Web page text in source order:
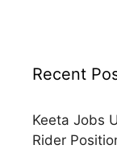
Recent
Keeta Jobs
Rider